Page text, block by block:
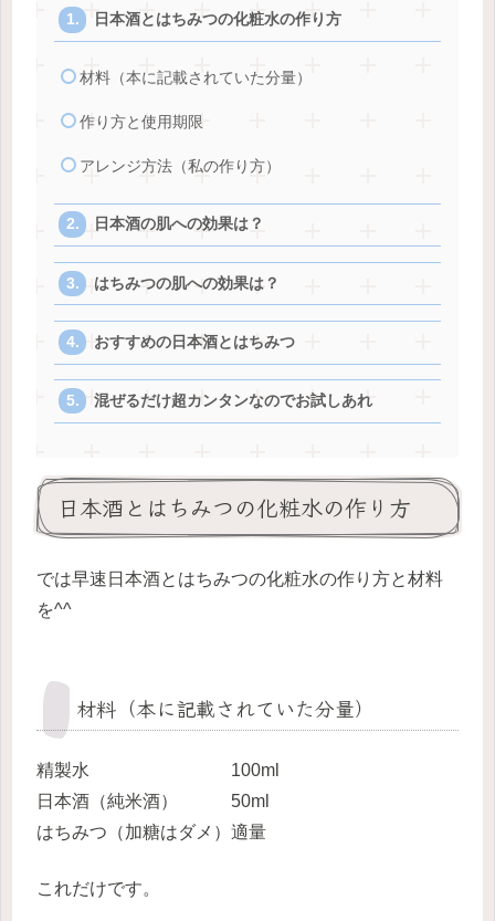
日本酒とはちみつの化粧水の作り方
材料（本に記載されていた分量）
作り方と使用期限
アレンジ方法（私の作り方）
日本酒の肌への効果は？
はちみつの肌への効果は？
おすすめの日本酒とはちみつ
混ぜるだけ超カンタンなのでお試しあれ
日本酒とはちみつの化粧水の作り方
では早速日本酒とはちみつの化粧水の作り方と材料
を^^
材料（本に記載されていた分量）
精製水 100ml
日本酒（純米酒） 50ml
はちみつ（加糖はダメ）適量
これだけです。